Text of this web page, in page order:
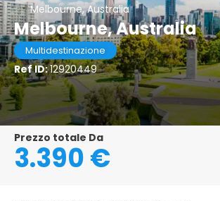
Melbourne, Australia
Melbourne, Australia
Multidestinazione
Ref ID:12920449
Prezzo totale Da
3.390 €